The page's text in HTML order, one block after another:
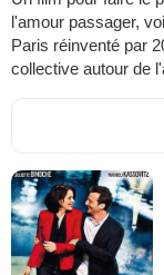
l'amour passager,
Paris réinventé par
collective autour de